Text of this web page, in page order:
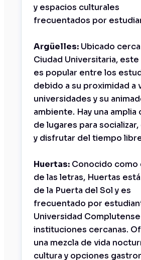
y espacios culturales
frecuentados por
Argüelles: Ubicado
Ciudad Universitaria,
es popular entre los
debido a su proximidad a
universidades y su
ambiente. Hay una amplia
de lugares para
y disfrutar del tiempo
Huertas: Conocido como
de las letras, Huertas
de la Puerta del Sol y es
frecuentado por
Universidad
instituciones cercanas.
una mezcla de vida
cultura y opciones